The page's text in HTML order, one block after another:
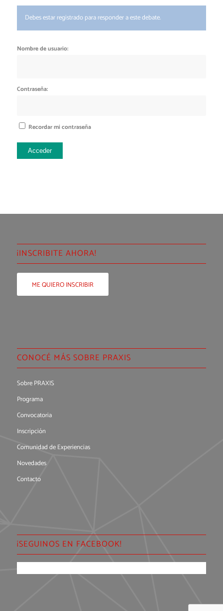
Debes estar registrado para responder a este debate.
Nombre de usuario:
Contraseña:
Recordar mi contraseña
Acceder
¡INSCRIBITE AHORA!
ME QUIERO INSCRIBIR
CONOCÉ MÁS SOBRE PRAXIS
Sobre PRAXIS
Programa
Convocatoria
Inscripción
Comunidad de Experiencias
Novedades
Contacto
¡SEGUINOS EN FACEBOOK!